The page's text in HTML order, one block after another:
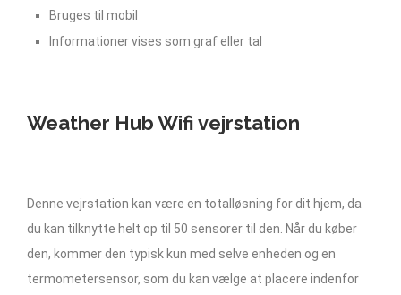
Bruges til mobil
Informationer vises som graf eller tal
Weather Hub Wifi vejrstation
Denne vejrstation kan være en totalløsning for dit hjem, da
du kan tilknytte helt op til 50 sensorer til den. Når du køber
den, kommer den typisk kun med selve enheden og en
termometersensor, som du kan vælge at placere indenfor